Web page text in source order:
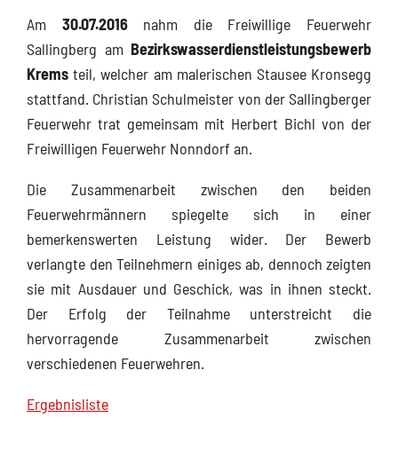
Am 30.07.2016nahm die Freiwillige Feuerwehr
Sallingberg am Bezirkswasserdienstleistungsbewerb
Krems teil, welcher am malerischen Stausee Kronsegg
stattfand. Christian Schulmeister von der Sallingberger
Feuerwehr trat gemeinsam mit Herbert Bichl von der
Freiwilligen Feuerwehr Nonndorf an.
Die Zusammenarbeit zwischen den beiden
Feuerwehrmännern spiegelte sich in einer
bemerkenswerten Leistung wider. Der Bewerb
verlangte den Teilnehmern einiges ab, dennoch zeigten
sie mit Ausdauer und Geschick, was in ihnen steckt.
Der Erfolg der Teilnahme unterstreicht die
hervorragende Zusammenarbeit zwischen
verschiedenen Feuerwehren.
Ergebnisliste